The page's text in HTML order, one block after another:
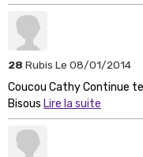
28 Rubis Le 08/01/2014
Coucou Cathy Continue
Bisous Lire la suite